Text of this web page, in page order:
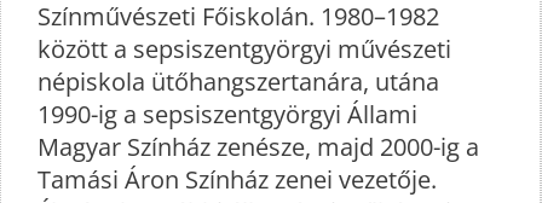
Színművészeti Főiskolán. 1980–1982
között a sepsiszentgyörgyi művészeti
népiskola ütőhangszertanára, utána
1990-ig a sepsiszentgyörgyi Állami
Magyar Színház zenésze, majd 2000-ig a
Tamási Áron Színház zenei vezetője.